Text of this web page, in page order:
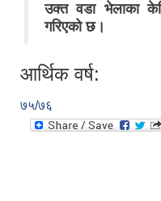
उक्त वडा भेलाका
गरिएको छ।
आर्थिक वर्ष:
७५/७६